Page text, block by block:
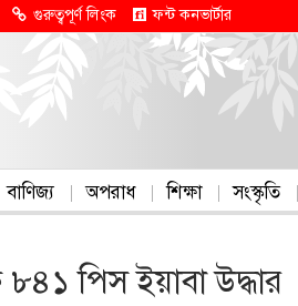
গুরুত্বপূর্ণ লিংক ফন্ট কনভার্টার
বাণিজ্য অপরাধ শিক্ষা সংস্কৃতি
৮৪১ পিস ইয়াবা উদ্ধার